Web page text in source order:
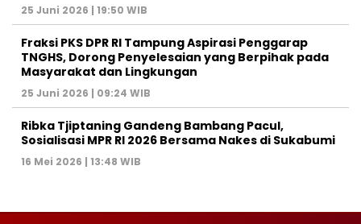
25 Juni 2026 | 19:50 WIB
‎Fraksi PKS DPR RI Tampung Aspirasi Penggarap
TNGHS, Dorong Penyelesaian yang Berpihak pada
Masyarakat dan Lingkungan‎
25 Juni 2026 | 09:24 WIB
Ribka Tjiptaning Gandeng Bambang Pacul,
Sosialisasi MPR RI 2026 Bersama Nakes di Sukabumi
16 Mei 2026 | 13:48 WIB